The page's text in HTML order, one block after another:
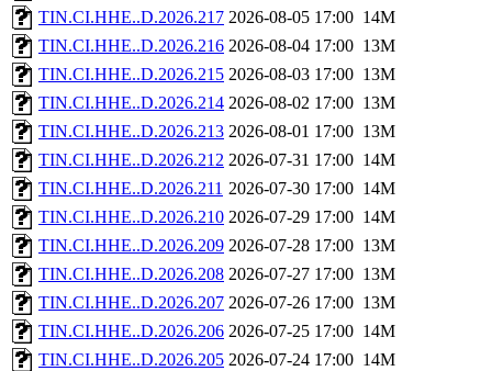
TIN.CI.HHE..D.2026.217 2026-08-05 17:00 14M
TIN.CI.HHE..D.2026.216 2026-08-04 17:00 13M
TIN.CI.HHE..D.2026.215 2026-08-03 17:00 13M
TIN.CI.HHE..D.2026.214 2026-08-02 17:00 13M
TIN.CI.HHE..D.2026.213 2026-08-01 17:00 13M
TIN.CI.HHE..D.2026.212 2026-07-31 17:00 14M
TIN.CI.HHE..D.2026.211 2026-07-30 17:00 14M
TIN.CI.HHE..D.2026.210 2026-07-29 17:00 14M
TIN.CI.HHE..D.2026.209 2026-07-28 17:00 13M
TIN.CI.HHE..D.2026.208 2026-07-27 17:00 13M
TIN.CI.HHE..D.2026.207 2026-07-26 17:00 13M
TIN.CI.HHE..D.2026.206 2026-07-25 17:00 14M
TIN.CI.HHE..D.2026.205 2026-07-24 17:00 14M